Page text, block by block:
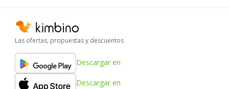
Las ofertas, propuestas y descuentos
Descargar en
Descargar en